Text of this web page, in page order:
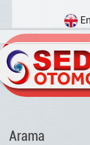
Arama